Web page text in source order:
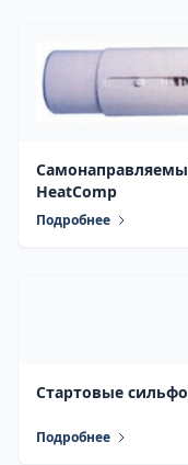
HeatComp
Подробнее
Стартовые
Подробнее